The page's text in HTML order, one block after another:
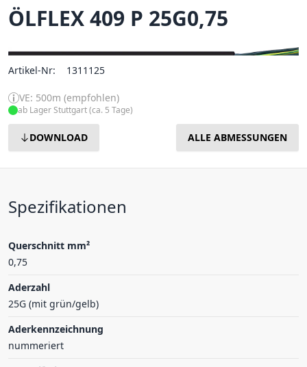
ÖLFLEX 409 P 25G0,75
Artikel-Nr: 1311125
VE: 500m (empfohlen)
ab Lager Stuttgart (ca. 5 Tage)
DOWNLOAD ALLE ABMESSUNGEN
Spezifikationen
Querschnitt mm²
0,75
Aderzahl
25G (mit grün/gelb)
Aderkennzeichnung
nummeriert